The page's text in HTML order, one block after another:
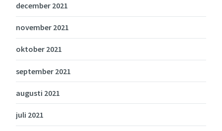
december 2021
november 2021
oktober 2021
september 2021
augusti 2021
juli 2021